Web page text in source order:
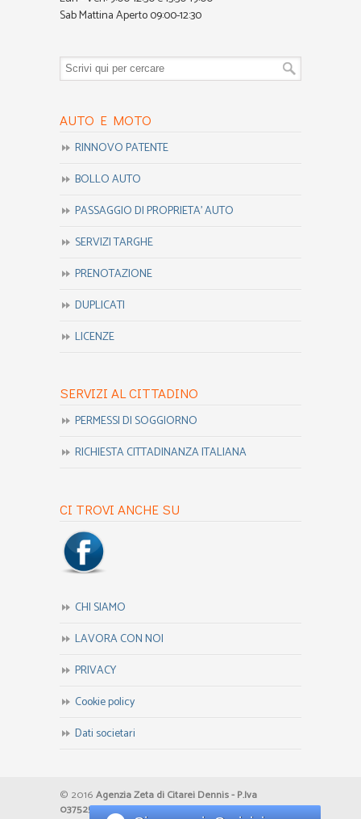
Sab Mattina Aperto 09:00-12:30
AUTO E MOTO
RINNOVO PATENTE
BOLLO AUTO
PASSAGGIO DI PROPRIETA’ AUTO
SERVIZI TARGHE
PRENOTAZIONE
DUPLICATI
LICENZE
SERVIZI AL CITTADINO
PERMESSI DI SOGGIORNO
RICHIESTA CITTADINANZA ITALIANA
CI TROVI ANCHE SU
CHI SIAMO
LAVORA CON NOI
PRIVACY
Cookie policy
Dati societari
© 2016Agenzia Zeta di Citarei Dennis - P.Iva
03752500276